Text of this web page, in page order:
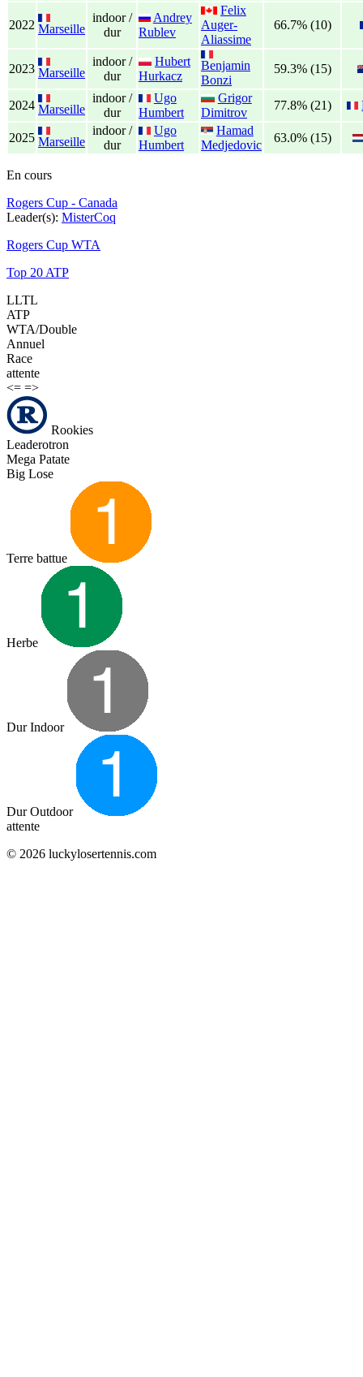
2022 Marseille
indoor /
dur
Andrey
Rublev
Felix
Auger-
Aliassime
66.7% (10)
2023 Marseille
indoor /
dur
Hubert
Hurkacz
Benjamin
Bonzi
59.3% (15)
2024 Marseille
indoor /
dur
Ugo
Humbert
Grigor
Dimitrov
77.8% (21)
2025 Marseille
indoor /
dur
Ugo
Humbert
Hamad
Medjedovic
63.0% (15)
En cours
Rogers Cup - Canada
Leader(s): MisterCoq
Rogers Cup WTA
Top 20 ATP
LLTL
ATP
WTA/Double
Annuel
Race
attente
<= =>
Rookies
Leaderotron
Mega Patate
Big Lose
Terre battue
Herbe
Dur Indoor
Dur Outdoor
attente
© 2026 luckylosertennis.com